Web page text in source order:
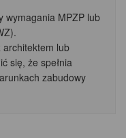
wymagania MPZP lub
architektem lub
się, że spełnia
zabudowy